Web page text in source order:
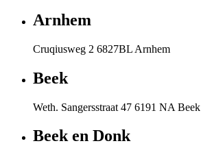
Arnhem
Cruqiusweg 2 6827BL Arnhem
Beek
Weth. Sangersstraat 47 6191 NA Beek
Beek en Donk